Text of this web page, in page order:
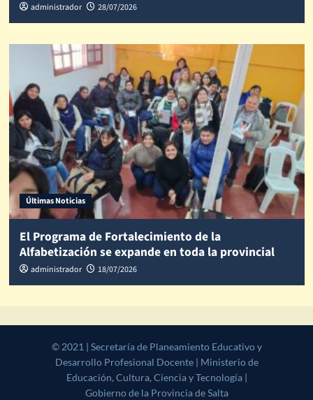
administrador 28/07/2026
Últimas Noticias
El Programa de Fortalecimiento de la
Alfabetización se expande en toda la provincial
administrador 18/07/2026
© 2021 | Secretaría de Planeamiento Educativo y Desarrollo
Profesional Docente | Ministerio de Educación, Cultura, Ciencia y
Tecnología | Gobierno de la Provincia de Salta|CoverNews
themes.